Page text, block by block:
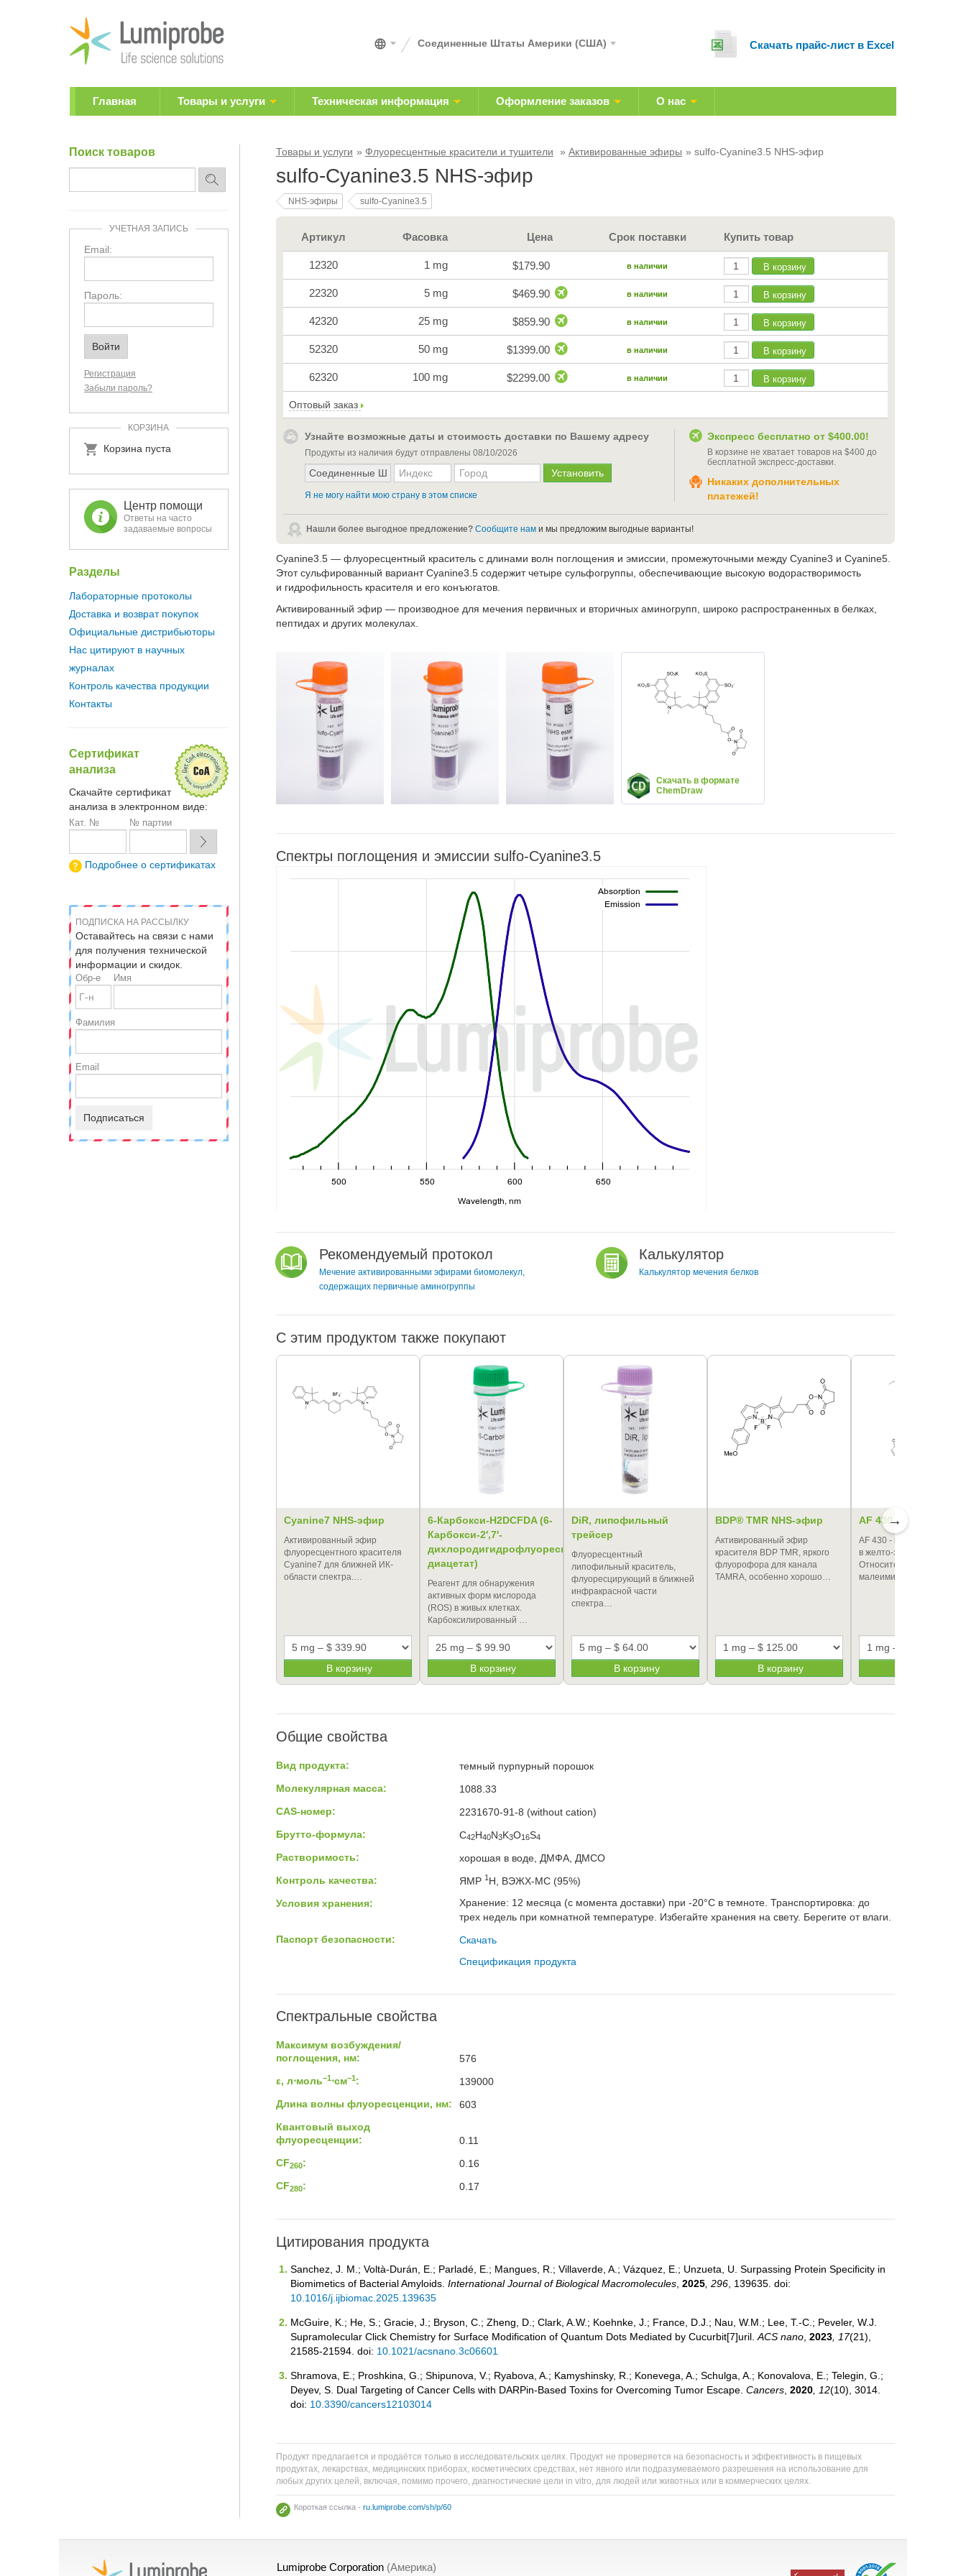
Cкачать прайс-лист в Excel
Соединенные Штаты Америки (США)
Главная Товары и услуги Техническая информация Оформление заказов О нас
Товары и услуги Флуоресцентные красители и тушители Активированные эфиры sulfo-Cyanine3.5 NHS-эфир
sulfo-Cyanine3.5 NHS-эфир
NHS-эфиры sulfo-Cyanine3.5
Артикул Фасовка Цена Срок поставки Купить товар
12320 1 mg $179.90 в наличии В корзину
22320 5 mg $469.90 в наличии В корзину
42320 25 mg $859.90 в наличии В корзину
52320 50 mg $1399.00 в наличии В корзину
62320 100 mg $2299.00 в наличии В корзину
Оптовый заказ
Узнайте возможные даты и стоимость доставки по Вашему адресу
Продукты из наличия будут отправлены 08/10/2026
Я не могу найти мою страну в этом списке
Экспресс бесплатно от $400.00!
В корзине не хватает товаров на $400до
бесплатной экспресс-доставки.
Никаких дополнительных
платежей!
Нашли более выгодное предложение? Сообщите нам и мы предложим выгодные варианты!
Cyanine3.5 — флуоресцентный краситель с длинами волн поглощения и эмиссии, промежуточными между Cyanine3 и Cyanine5.
Этот сульфированный вариант Cyanine3.5 содержит четыре сульфогруппы, обеспечивающие высокую водорастворимость
и гидрофильность красителя и его конъюгатов.
Активированный эфир — производное для мечения первичных и вторичных аминогрупп, широко распространенных в белках,
пептидах и других молекулах.
Скачать в формате
ChemDraw
Спектры поглощения и эмиссии sulfo-Cyanine3.5
Рекомендуемый протокол
Мечение активированными эфирами биомолекул,
содержащих первичные аминогруппы
Калькулятор
Калькулятор мечения белков
С этим продуктом также покупают
Cyanine7 NHS-эфир
Активированный эфир
флуоресцентного красителя
Cyanine7 для ближней ИК-
области спектра.…
В корзину
6-Карбокси-H2DCFDA (6-
Карбокси-2′,7′-
дихлородигидрофлуоресцеин
диацетат)
Реагент для обнаружения
активных форм кислорода
(ROS) в живых клетках.
Карбоксилированный …
В корзину
DiR, липофильный
трейсер
Флуоресцентный
липофильный краситель,
флуоресцирующий в ближней
инфракрасной части
спектра…
В корзину
BDP® TMR NHS-эфир
Активированный эфир
красителя BDP TMR, яркого
флуорофора для канала
TAMRA, особенно хорошо…
В корзину
AF 430 малеимид
AF 430 - краситель с
в желто-зеленой области.
Относится к кумаринам.
малеимид…
→
Общие свойства
Вид продукта:
темный пурпурный порошок
Молекулярная масса:
1088.33
CAS-номер:
2231670-91-8 (without cation)
Брутто-формула:
C42H40N3K3O16S4
Растворимость:
хорошая в воде, ДМФА, ДМСО
Контроль качества:
ЯМР 1H, ВЭЖХ-МС (95%)
Условия хранения:
Хранение: 12 месяца (с момента доставки) при -20°C в темноте. Транспортировка: до
трех недель при комнатной температуре. Избегайте хранения на свету. Берегите от влаги.
Паспорт безопасности:
Скачать
Спецификация продукта
Спектральные свойства
Максимум возбуждения/
поглощения, нм:
576
ε, л⋅моль−1⋅см−1:
139000
Длина волны флуоресценции, нм:
603
Квантовый выход
флуоресценции:
0.11
CF260:
0.16
CF280: 0.17
Цитирования продукта
Sanchez, J. M.; Voltà-Durán, E.; Parladé, E.; Mangues, R.; Villaverde, A.; Vázquez, E.; Unzueta, U. Surpassing Protein Specificity in
Biomimetics of Bacterial Amyloids. International Journal of Biological Macromolecules, 2025, 296, 139635. doi:
10.1016/j.ijbiomac.2025.139635
McGuire, K.; He, S.; Gracie, J.; Bryson, C.; Zheng, D.; Clark, A.W.; Koehnke, J.; France, D.J.; Nau, W.M.; Lee, T.-C.; Peveler, W.J.
Supramolecular Click Chemistry for Surface Modification of Quantum Dots Mediated by Cucurbit[7]uril. ACS nano, 2023, 17(21),
21585-21594. doi: 10.1021/acsnano.3c06601
Shramova, E.; Proshkina, G.; Shipunova, V.; Ryabova, A.; Kamyshinsky, R.; Konevega, A.; Schulga, A.; Konovalova, E.; Telegin, G.;
Deyev, S. Dual Targeting of Cancer Cells with DARPin-Based Toxins for Overcoming Tumor Escape. Cancers, 2020, 12(10), 3014.
doi: 10.3390/cancers12103014
Продукт предлагается и продаётся только в исследовательских целях. Продукт не проверяется на безопасность и эффективность в пищевых
продуктах, лекарствах, медицинских приборах, косметических средствах, нет явного или подразумеваемого разрешения на использование для
любых других целей, включая, помимо прочего, диагностические цели in vitro, для людей или животных или в коммерческих целях.
Короткая ссылка - ru.lumiprobe.com/sh/p/60
Поиск товаров
УЧЕТНАЯ ЗАПИСЬ
Email:
Пароль:
Регистрация
Забыли пароль?
КОРЗИНА
Корзина пуста
Центр помощи
Ответы на часто
задаваемые вопросы
Разделы
Лабораторные протоколы
Доставка и возврат покупок
Официальные дистрибьюторы
Нас цитируют в научных
журналах
Контроль качества продукции
Контакты
Сертификат
анализа
Скачайте сертификат
анализа в электронном виде:
Кат. № № партии
Подробнее о сертификатах
ПОДПИСКА НА РАССЫЛКУ
Оставайтесь на связи с нами
для получения технической
информации и скидок.
Обр-е Имя
Фамилия
Email
Подписаться
Lumiprobe Corporation (Америка)